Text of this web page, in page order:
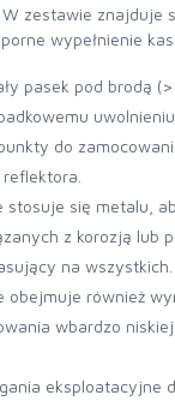
W zestawie znajduje
wypełnienie
pasek pod brodą
do
reflektora.
stosuje się metalu,
z korozją lub
na wszystkich.
obejmuje również
wbardzo
eksploatacyjne